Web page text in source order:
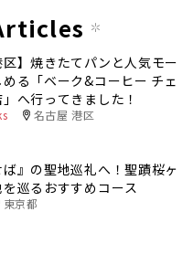
区】焼きたてパンと人気モー
る「ベーク&コーヒー チェ
へ行ってきました！
名古屋 港区
ば』の聖地巡礼へ！聖蹟桜ヶ
巡るおすすめコース
東京都